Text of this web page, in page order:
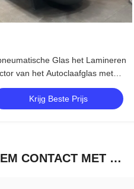
Glas het Lamineren
van het Autoclaafglas met
Controlesysteem van GB150-
Krijg Beste Prijs
NEEM CONTACT MET ONS OP